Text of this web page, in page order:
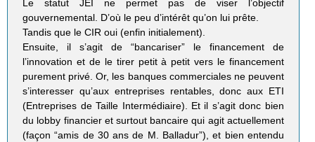
Le statut JEI ne permet pas de viser l’objectif
gouvernemental. D’où le peu d’intérêt qu’on lui prête.
Tandis que le CIR oui (enfin initialement).
Ensuite, il s’agit de “bancariser” le financement de
l’innovation et de le tirer petit à petit vers le financement
purement privé. Or, les banques commerciales ne peuvent
s’interesser qu’aux entreprises rentables, donc aux ETI
(Entreprises de Taille Intermédiaire). Et il s’agit donc bien
du lobby financier et surtout bancaire qui agit actuellement
(façon “amis de 30 ans de M. Balladur”), et bien entendu